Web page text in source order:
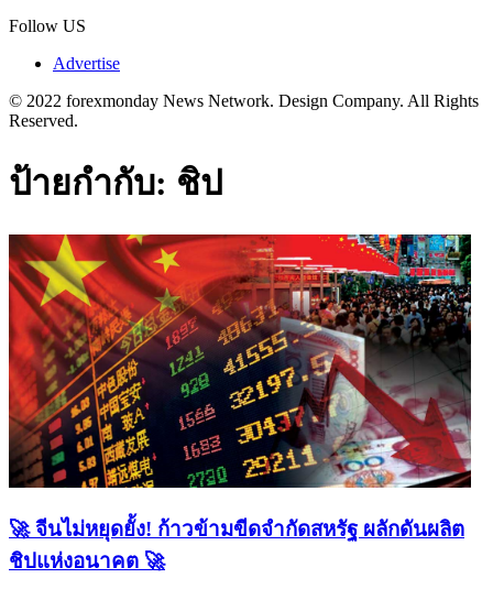
Follow US
Advertise
© 2022 forexmonday News Network. Design Company. All Rights
Reserved.
ป้ายกำกับ: ชิป
🚀 จีนไม่หยุดยั้ง! ก้าวข้ามขีดจำกัดสหรัฐ ผลักดันผลิต
ชิปแห่งอนาคต 🚀